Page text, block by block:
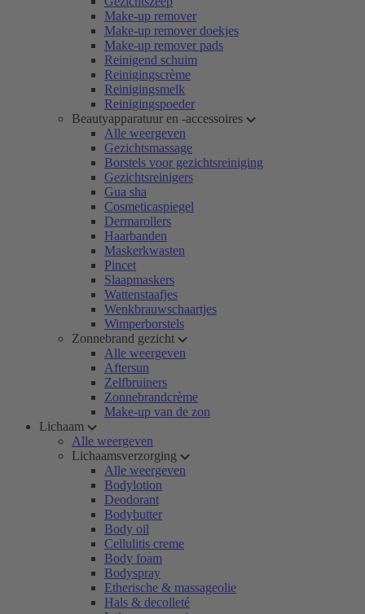
Make-up remover
Make-up remover doekjes
Make-up remover pads
Reinigend schuim
Reinigingscrème
Reinigingsmelk
Reinigingspoeder
Beautyapparatuur en -accessoires
Alle weergeven
Gezichtsmassage
Borstels voor gezichtsreiniging
Gezichtsreinigers
Gua sha
Cosmeticaspiegel
Dermarollers
Haarbanden
Maskerkwasten
Pincet
Slaapmaskers
Wattenstaafjes
Wenkbrauwschaartjes
Wimperborstels
Zonnebrand gezicht
Alle weergeven
Aftersun
Zelfbruiners
Zonnebrandcrème
Make-up van de zon
Lichaam
Alle weergeven
Lichaamsverzorging
Alle weergeven
Bodylotion
Deodorant
Bodybutter
Body oil
Cellulitis creme
Body foam
Bodyspray
Etherische & massageolie
Hals & decolleté